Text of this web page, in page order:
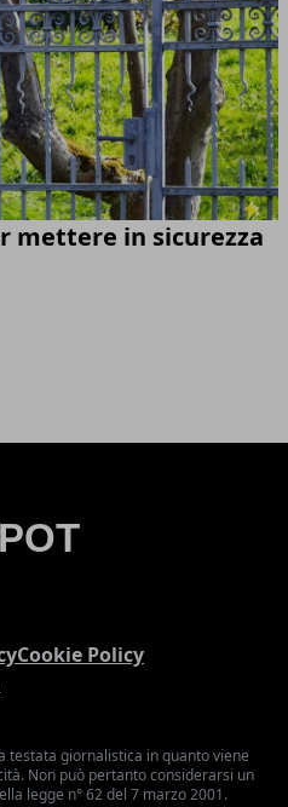
mettere in sicurezza
Cookie Policy
testata giornalistica in quanto viene
Non può pertanto considerarsi un
legge n° 62 del 7 marzo 2001.